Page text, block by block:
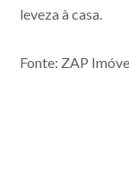
leveza à casa.
Fonte: ZAP